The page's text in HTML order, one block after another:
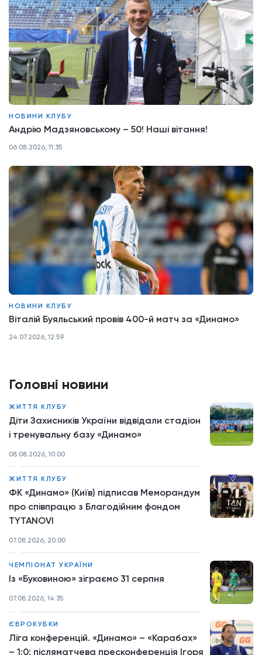
Головні новини
ЖИТТЯ КЛУБУ
Діти Захисників України відвідали стадіон
і тренувальну базу «Динамо»
08.08.2026, 10:00
ЖИТТЯ КЛУБУ
ФК «Динамо» (Київ) підписав Меморандум
про співпрацю з Благодійним фондом
TYTANOVI
07.08.2026, 20:00
ЧЕМПІОНАТ УКРАЇНИ
Із «Буковиною» зіграємо 31 серпня
07.08.2026, 14:35
ЄВРОКУБКИ
Ліга конференцій. «Динамо» – «Карабах»
– 1:0: післяматчева пресконференція Ігоря
НОВИНИ КЛУБУ
Андрію Мадзяновському – 50! Наші вітання!
06.08.2026, 11:35
НОВИНИ КЛУБУ
Віталій Буяльський провів 400-й матч за «Динамо»
24.07.2026, 12:59